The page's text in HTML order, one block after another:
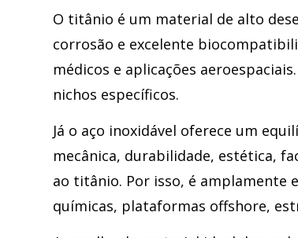
O titânio é um material de alto
corrosão e excelente
médicos e aplicações
nichos específicos.
Já o aço inoxidável oferece um
mecânica, durabilidade, estética,
ao titânio. Por isso, é amplamente
químicas, plataformas offshore,